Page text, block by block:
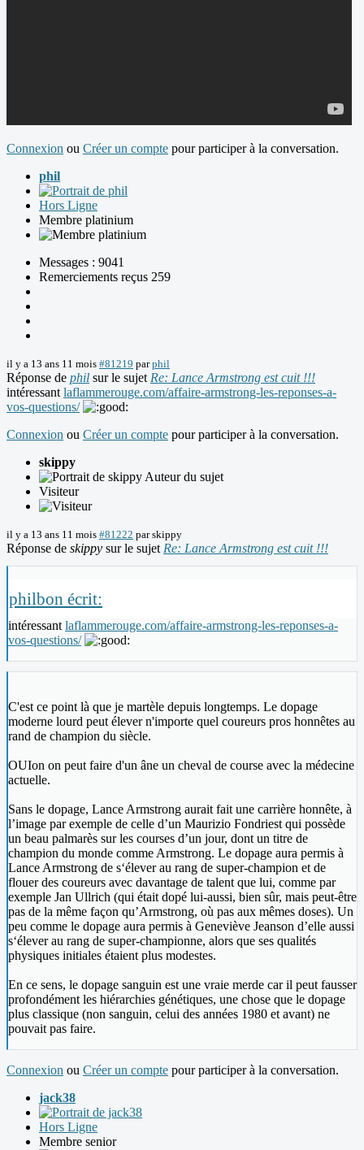
Connexion ou Créer un compte pour participer à la conversation.
phil
Hors Ligne
Membre platinium
Messages : 9041
Remerciements reçus 259
il y a 13 ans 11 mois #81219 parphil
Réponse de phil sur le sujet Re: Lance Armstrong est cuit !!!
intéressant laflammerouge.com/affaire-armstrong-les-reponses-a-
vos-questions/
Connexion ou Créer un compte pour participer à la conversation.
skippy
Auteur du sujet
Visiteur
il y a 13 ans 11 mois #81222 parskippy
Réponse de skippy sur le sujet Re: Lance Armstrong est cuit !!!
philbon écrit:
intéressant laflammerouge.com/affaire-armstrong-les-reponses-a-
vos-questions/
C'est ce point là que je martèle depuis longtemps. Le dopage
moderne lourd peut élever n'importe quel coureurs pros honnêtes au
rand de champion du siècle.
OUIon on peut faire d'un âne un cheval de course avec la médecine
actuelle.
Sans le dopage, Lance Armstrong aurait fait une carrière honnête, à
l’image par exemple de celle d’un Maurizio Fondriest qui possède
un beau palmarès sur les courses d’un jour, dont un titre de
champion du monde comme Armstrong. Le dopage aura permis à
Lance Armstrong de s‘élever au rang de super-champion et de
flouer des coureurs avec davantage de talent que lui, comme par
exemple Jan Ullrich (qui était dopé lui-aussi, bien sûr, mais peut-être
pas de la même façon qu’Armstrong, où pas aux mêmes doses). Un
peu comme le dopage aura permis à Geneviève Jeanson d’elle aussi
s‘élever au rang de super-championne, alors que ses qualités
physiques initiales étaient plus modestes.
En ce sens, le dopage sanguin est une vraie merde car il peut fausser
profondément les hiérarchies génétiques, une chose que le dopage
plus classique (non sanguin, celui des années 1980 et avant) ne
pouvait pas faire.
Connexion ou Créer un compte pour participer à la conversation.
jack38
Hors Ligne
Membre senior